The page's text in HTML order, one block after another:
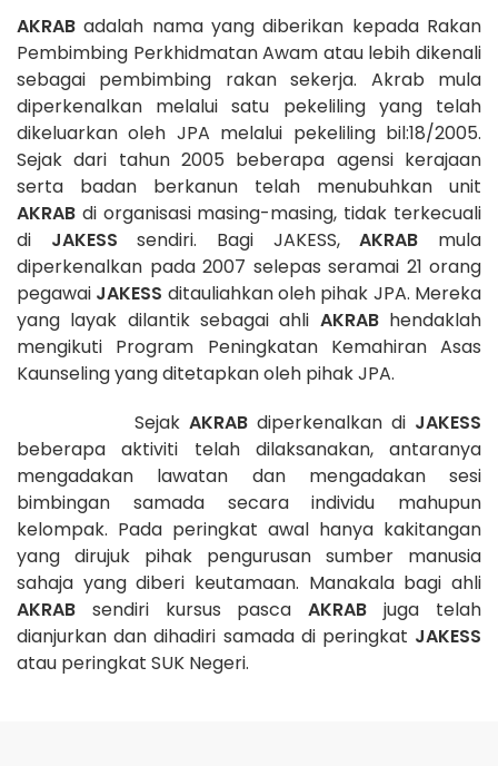
AKRAB adalah nama yang diberikan kepada Rakan
Pembimbing Perkhidmatan Awam atau lebih dikenali
sebagai pembimbing rakan sekerja. Akrab mula
diperkenalkan melalui satu pekeliling yang telah
dikeluarkan oleh JPA melalui pekeliling bil:18/2005.
Sejak dari tahun 2005 beberapa agensi kerajaan
serta badan berkanun telah menubuhkan unit
AKRAB di organisasi masing-masing, tidak terkecuali
di JAKESS sendiri. Bagi JAKESS,AKRAB mula
diperkenalkan pada 2007 selepas seramai 21 orang
pegawai JAKESS ditauliahkan oleh pihak JPA. Mereka
yang layak dilantik sebagai ahli AKRABhendaklah
mengikuti Program Peningkatan Kemahiran Asas
Kaunseling yang ditetapkan oleh pihak JPA.
Sejak AKRABdiperkenalkan di JAKESS
beberapa aktiviti telah dilaksanakan, antaranya
mengadakan lawatan dan mengadakan sesi
bimbingan samada secara individu mahupun
kelompak. Pada peringkat awal hanya kakitangan
yang dirujuk pihak pengurusan sumber manusia
sahaja yang diberi keutamaan. Manakala bagi ahli
AKRAB sendiri kursus pascaAKRAB juga telah
dianjurkan dan dihadiri samada di peringkat JAKESS
atau peringkat SUK Negeri.